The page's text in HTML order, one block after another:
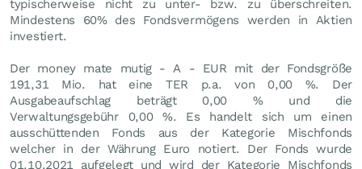
typischerweise nicht zu unter- bzw. zu überschreiten.
Mindestens 60% des Fondsvermögens werden in Aktien
investiert.
Der money mate mutig - A - EUR mit der Fondsgröße
191,31 Mio. hat eine TER p.a. von 0,00 %. Der
Ausgabeaufschlag beträgt 0,00 % und die
Verwaltungsgebühr 0,00 %. Es handelt sich um einen
ausschüttenden Fonds aus der Kategorie Mischfonds
welcher in der Währung Euro notiert. Der Fonds wurde
01.10.2021 aufgelegt und wird der Kategorie Mischfonds